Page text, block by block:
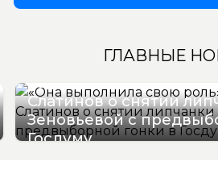
ГЛАВНЫЕ
«Она выполнила свою
Слатинов о снятии
Зеновьевой с
Госдуму